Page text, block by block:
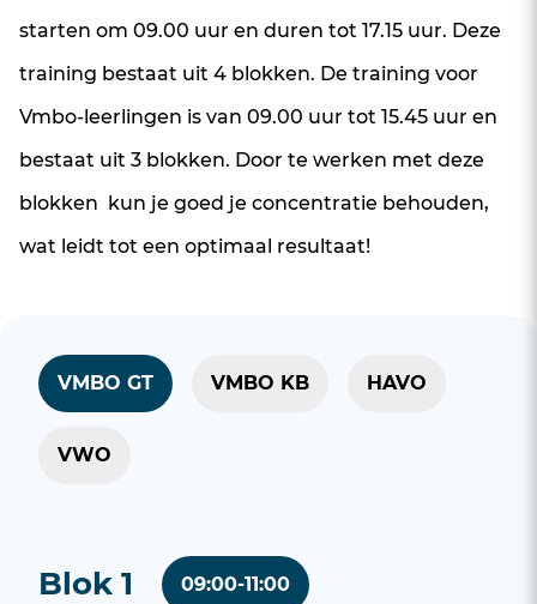
VMBO GT VMBO KB HAVO
VWO
Blok 1 09:00-11:00
starten om 09.00 uur en duren tot 17.15 uur. Deze
training bestaat uit 4 blokken. De training voor
Vmbo-leerlingen is van 09.00 uur tot 15.45 uur en
bestaat uit 3 blokken. Door te werken met deze
blokken kun je goed je concentratie behouden,
wat leidt tot een optimaal resultaat!